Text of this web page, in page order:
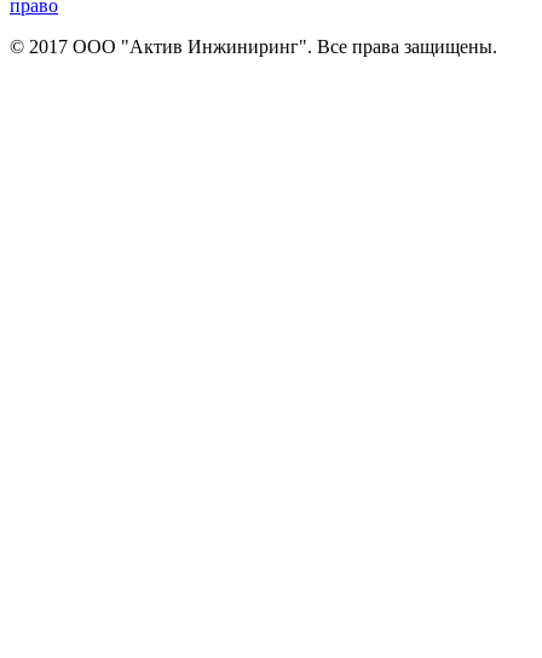
право
© 2017 ООО "Актив Инжиниринг". Все права защищены.